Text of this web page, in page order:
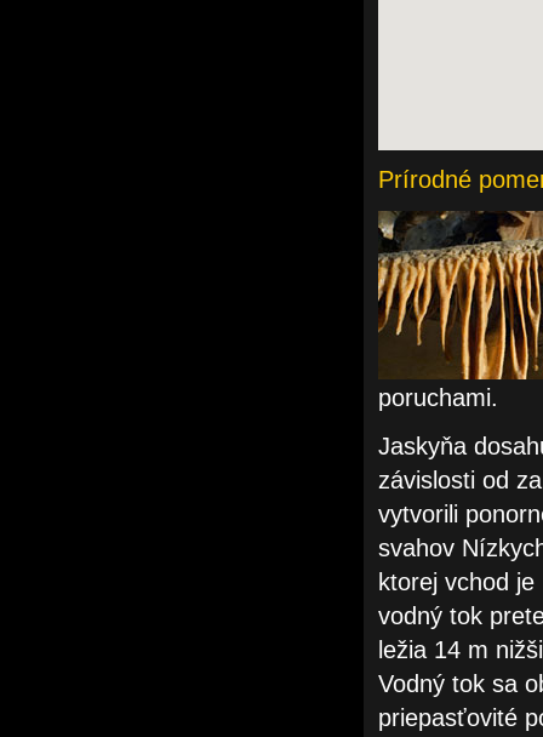
Prírodné
poruchami.
Jaskyňa
závislosti od
vytvorili
svahov
ktorej vchod
vodný tok
ležia 14 m
Vodný tok sa
priepasťovité